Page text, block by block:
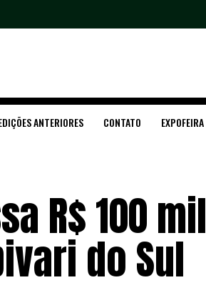
ANTERIORES CONTATO EXPOFEIRA
R$ 100 mil
do Sul